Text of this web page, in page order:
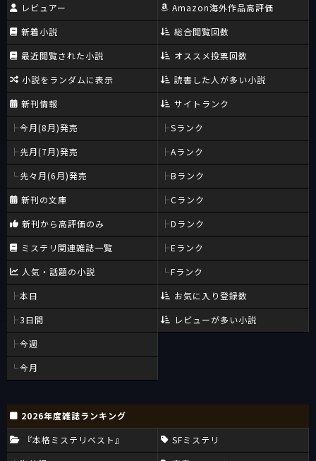
レビュアー
新着小説
最近閲覧された小説
小説をランダムに表示
新刊情報
今月(8月)発売
先月(7月)発売
先々月(6月)発売
新刊の文庫
新刊から高評価のみ
ミステリ関連雑誌一覧
人気・話題の小説
本日
3日間
今週
今月
Amazon海外作品高評価
総合閲覧回数
オススメ投票回数
読書した人が多い小説
サイトランク
Sランク
Aランク
Bランク
Cランク
Dランク
Eランク
Fランク
お気に入り登録数
レビューが多い小説
2026年度雑誌ランキング
『本格ミステリベスト』
SFミステリ